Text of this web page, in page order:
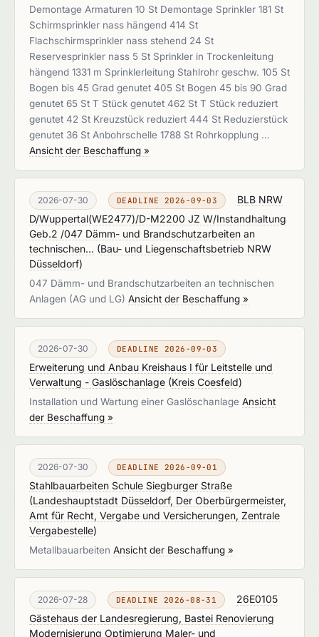
Demontage Armaturen 10 St Demontage Sprinkler 181 St
Schirmsprinkler nass hängend 414 St
Flachschirmsprinkler nass stehend 24 St
Reservesprinkler nass 5 St Sprinkler in Trockenleitung
hängend 1331 m Sprinklerleitung Stahlrohr geschw. 105 St
Bogen bis 45 Grad genutet 405 St Bogen 45 bis 90 Grad
genutet 65 St T Stück genutet 462 St T Stück reduziert
genutet 42 St Kreuzstück reduziert 444 St Reduzierstück
genutet 36 St Anbohrschelle 1788 St Rohrkopplung …
Ansicht der Beschaffung »
2026-07-30 DEADLINE 2026-09-03
BLB NRW
D/Wuppertal(WE2477)/D-M2200 JZ W/Instandhaltung
Geb.2 /047 Dämm- und Brandschutzarbeiten an
technischen... (Bau- und Liegenschaftsbetrieb NRW
Düsseldorf)
047 Dämm- und Brandschutzarbeiten an technischen
Anlagen (AG und LG) Ansicht der Beschaffung »
2026-07-30 DEADLINE 2026-09-03
Erweiterung und Anbau Kreishaus I für Leitstelle und
Verwaltung - Gaslöschanlage (Kreis Coesfeld)
Installation und Wartung einer Gaslöschanlage Ansicht
der Beschaffung »
2026-07-30 DEADLINE 2026-09-01
Stahlbauarbeiten Schule Siegburger Straße
(Landeshauptstadt Düsseldorf, Der Oberbürgermeister,
Amt für Recht, Vergabe und Versicherungen, Zentrale
Vergabestelle)
Metallbauarbeiten Ansicht der Beschaffung »
2026-07-28 DEADLINE 2026-08-31
26E0105
Gästehaus der Landesregierung, Bastei Renovierung
Modernisierung Optimierung Maler- und